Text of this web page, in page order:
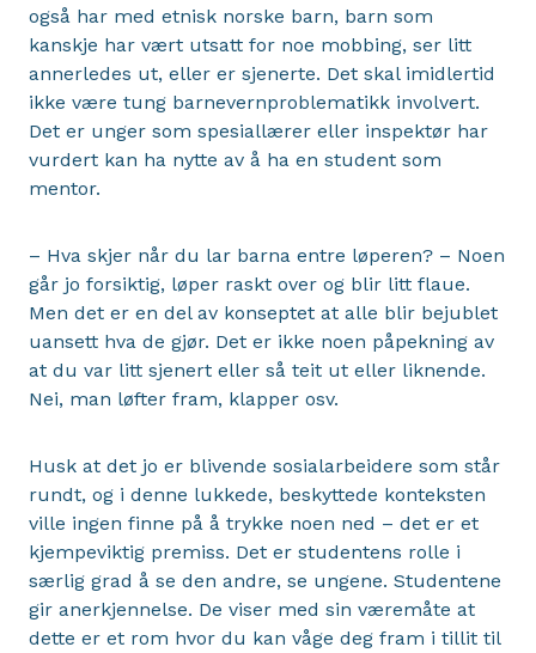
også har med etnisk norske barn, barn som
kanskje har vært utsatt for noe mobbing, ser litt
annerledes ut, eller er sjenerte. Det skal imidlertid
ikke være tung barnevernproblematikk involvert.
Det er unger som spesiallærer eller inspektør har
vurdert kan ha nytte av å ha en student som
mentor.
– Hva skjer når du lar barna entre løperen? – Noen
går jo forsiktig, løper raskt over og blir litt flaue.
Men det er en del av konseptet at alle blir bejublet
uansett hva de gjør. Det er ikke noen påpekning av
at du var litt sjenert eller så teit ut eller liknende.
Nei, man løfter fram, klapper osv.
Husk at det jo er blivende sosialarbeidere som står
rundt, og i denne lukkede, beskyttede konteksten
ville ingen finne på å trykke noen ned – det er et
kjempeviktig premiss. Det er studentens rolle i
særlig grad å se den andre, se ungene. Studentene
gir anerkjennelse. De viser med sin væremåte at
dette er et rom hvor du kan våge deg fram i tillit til